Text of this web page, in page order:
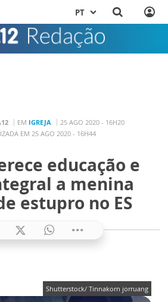
PT
EM IGREJA
25 AGO 2020 - 16H20
EM 25 AGO 2020 - 16H44
educação e
a menina
estupro no ES
Shutterstock/ Tinnakorn jorruang